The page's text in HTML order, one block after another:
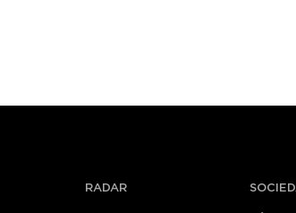
RADAR